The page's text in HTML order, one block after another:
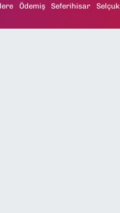
Ödemiş Seferihisar Selçuk